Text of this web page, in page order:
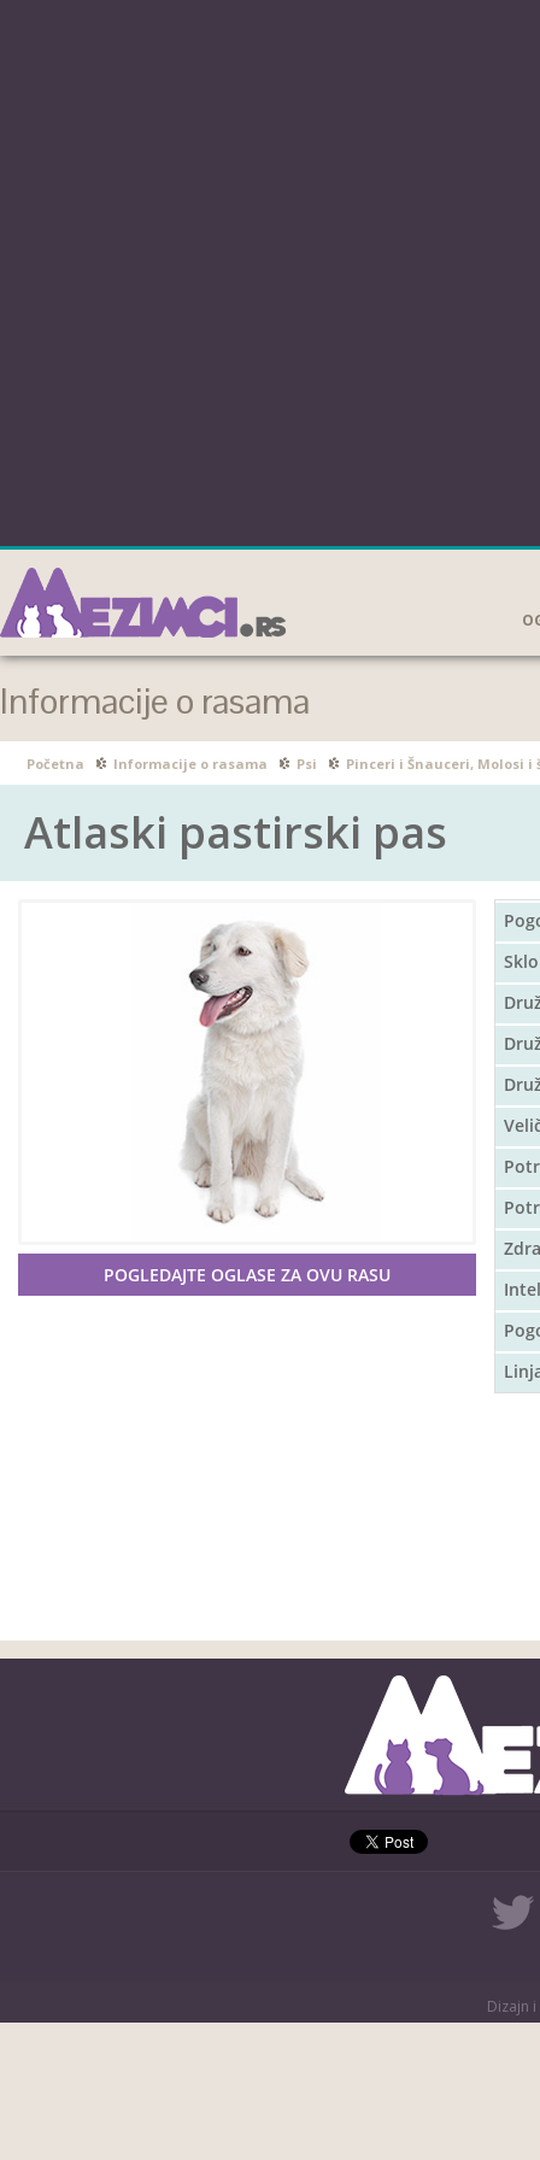
Informacije o rasama
Početna Informacije o rasama Psi Pinceri i Šnauceri, Molosi
Atlaski pastirski pas
POGLEDAJTE OGLASE ZA OVU RASU
Dizajn